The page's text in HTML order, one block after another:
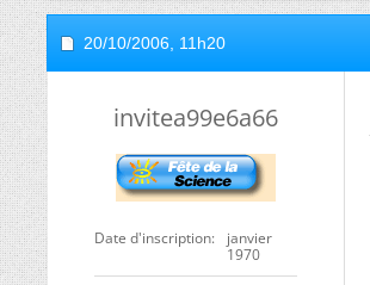
20/10/2006, 11h20
invitea99e6a66
Date d'inscription
janvier
1970